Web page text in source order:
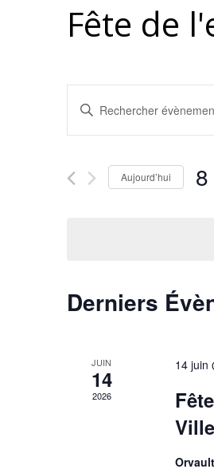
Fête de
Recherche
et
navigation
Saisir
Rechercher
ÉvènementsAujourd’hui
Derniers
JUIN
14
2026
14 juin